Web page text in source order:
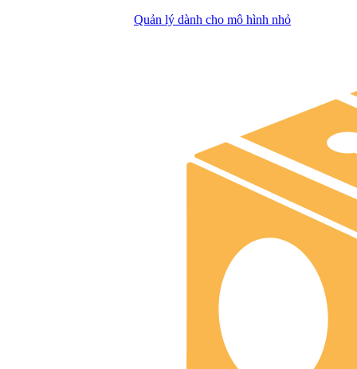
Quản lý dành cho mô hình nhỏ